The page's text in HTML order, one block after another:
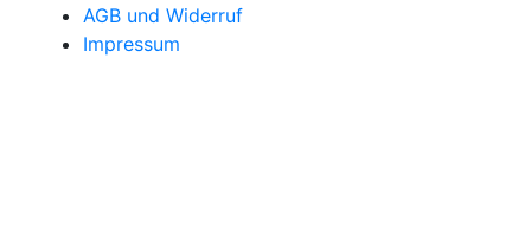
AGB und Widerruf
Impressum